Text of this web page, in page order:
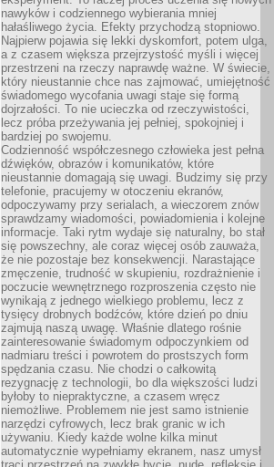
nawyków i codziennego wybierania mniej
hałaśliwego życia. Efekty przychodzą stopniowo.
Najpierw pojawia się lekki dyskomfort, potem ulga,
a z czasem większa przejrzystość myśli i więcej
przestrzeni na rzeczy naprawdę ważne. W świecie,
który nieustannie chce nas zajmować, umiejętność
świadomego wycofania uwagi staje się formą
dojrzałości. To nie ucieczka od rzeczywistości,
lecz próba przeżywania jej pełniej, spokojniej i
bardziej po swojemu.
Codzienność współczesnego człowieka jest pełna
dźwięków, obrazów i komunikatów, które
nieustannie domagają się uwagi. Budzimy się przy
telefonie, pracujemy w otoczeniu ekranów,
odpoczywamy przy serialach, a wieczorem znów
sprawdzamy wiadomości, powiadomienia i kolejne
informacje. Taki rytm wydaje się naturalny, bo stał
się powszechny, ale coraz więcej osób zauważa,
że nie pozostaje bez konsekwencji. Narastające
zmęczenie, trudność w skupieniu, rozdrażnienie i
poczucie wewnętrznego rozproszenia często nie
wynikają z jednego wielkiego problemu, lecz z
tysięcy drobnych bodźców, które dzień po dniu
zajmują naszą uwagę. Właśnie dlatego rośnie
zainteresowanie świadomym odpoczynkiem od
nadmiaru treści i powrotem do prostszych form
spędzania czasu. Nie chodzi o całkowitą
rezygnację z technologii, bo dla większości ludzi
byłoby to niepraktyczne, a czasem wręcz
niemożliwe. Problemem nie jest samo istnienie
narzędzi cyfrowych, lecz brak granic w ich
używaniu. Kiedy każde wolne kilka minut
automatycznie wypełniamy ekranem, nasz umysł